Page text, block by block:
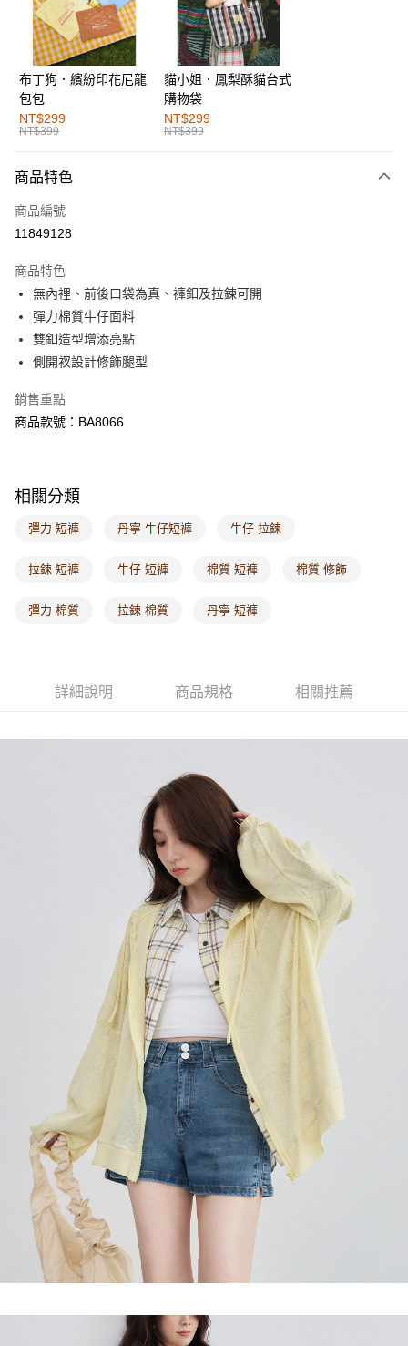
街口支付
運送方式
全家取貨付款
每筆NT$60，滿NT$1,000(含以上)免運費
付款後全家取貨
萊爾富取貨付款
付款後萊爾富取貨
每筆NT$60，滿NT$1,000(含以上)免運費
7-11取貨付款
每筆NT$60，滿NT$1,000(含以上)免運費
付款後7-11取貨
每筆NT$60，滿NT$1,000(含以上)免運費
每筆NT$120，滿NT$1,000(含以上)免運費
付款後門市自取
海外配送-港/澳/新/馬/泰國專屬 查看運費
海外配送-其他亞洲地區
布丁狗．繽紛印花尼龍
包包
NT$299
NT$399
貓小姐．鳳梨酥貓台式
購物袋
NT$299
NT$399
商品特色
商品編號
11849128
商品特色
無內裡、前後口袋為真、褲釦及拉鍊可開
彈力棉質牛仔面料
雙釦造型增添亮點
側開衩設計修飾腿型
銷售重點
商品款號：BA8066
相關分類
彈力 短褲 丹寧 牛仔短褲 牛仔 拉鍊
拉鍊 短褲 牛仔 短褲 棉質 短褲 棉質 修飾
彈力 棉質 拉鍊 棉質 丹寧 短褲
詳細說明 商品規格 相關推薦